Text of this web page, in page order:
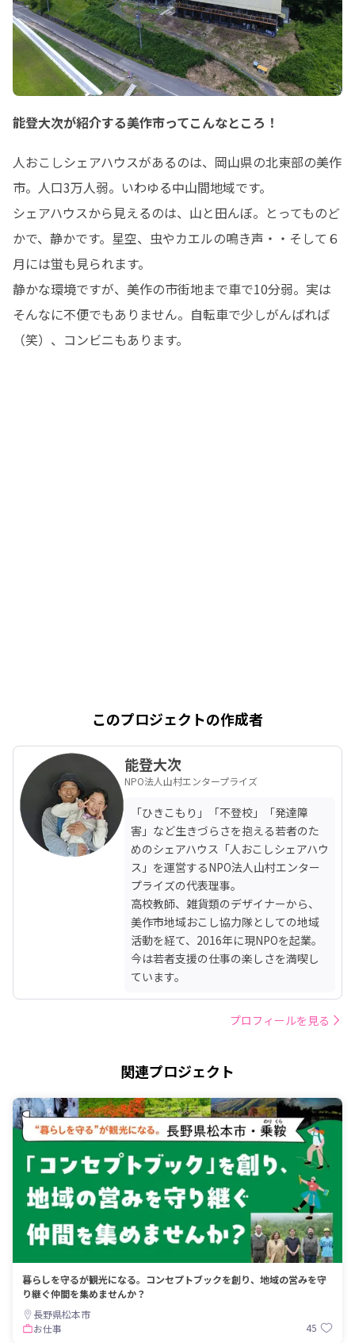
⑤卒業、旅立ち、そして伝説へ
https://hito.sanson.asia/hikikomori-
column05
⑥ラスボスの倒し方
https://hito.sanson.asia/hikikomori-
能登大次が紹介する美作市ってこんなところ！
人おこしシェアハウスがあるのは、岡山県の北東部の美作
市。人口3万人弱。いわゆる中山間地域です。
シェアハウスから見えるのは、山と田んぼ。とってものど
かで、静かです。星空、虫やカエルの鳴き声・・そして６
月には蛍も見られます。
静かな環境ですが、美作の市街地まで車で10分弱。実は
そんなに不便でもありません。自転車で少しがんばれば
（笑）、コンビニもあります。
このプロジェクトの作成者
能登大次
NPO法人山村エンタープライズ
「ひきこもり」「不登校」「発達障
害」など生きづらさを抱える若者のた
めのシェアハウス「人おこしシェアハウ
ス」を運営するNPO法人山村エンター
プライズの代表理事。
高校教師、雑貨類のデザイナーから、
美作市地域おこし協力隊としての地域
活動を経て、2016年に現NPOを起業。
今は若者支援の仕事の楽しさを満喫し
ています。
プロフィールを見る
関連プロジェクト
暮らしを守るが観光になる。コンセプトブックを創り、地域の営みを守
り継ぐ仲間を集めませんか？
長野県松本市
お仕事
45